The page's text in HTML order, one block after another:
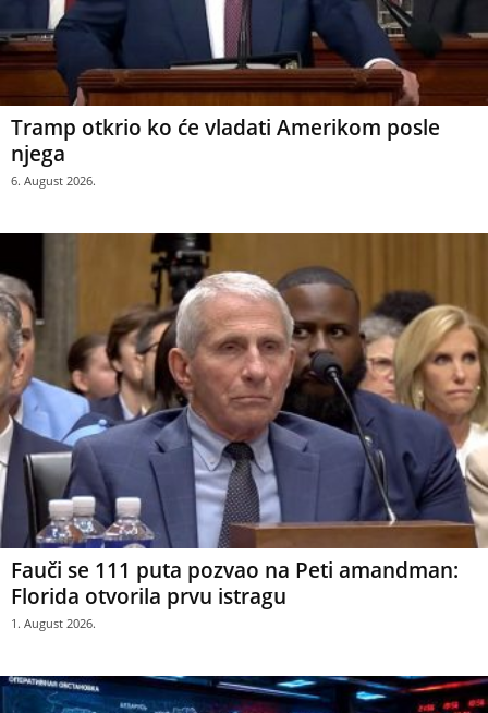
Tramp otkrio ko će vladati Amerikom posle
njega
6. August 2026.
Fauči se 111 puta pozvao na Peti amandman:
Florida otvorila prvu istragu
1. August 2026.